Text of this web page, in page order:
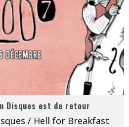
Disques est de retour
/ Hell for Breakfast